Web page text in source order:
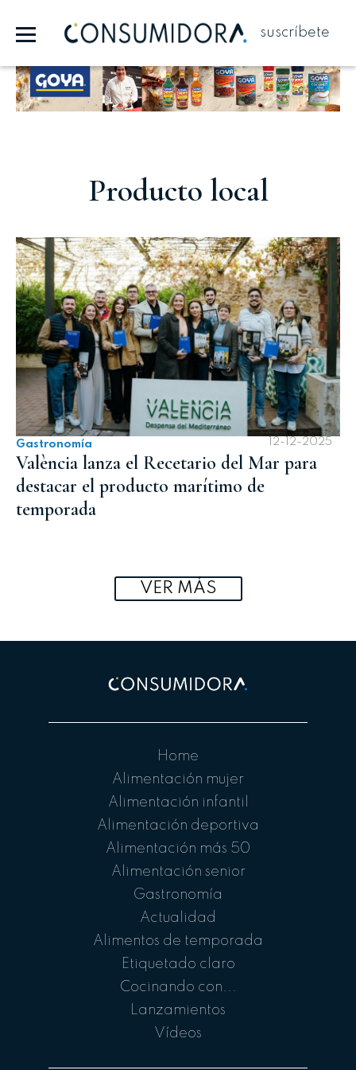
suscríbete
Producto local
Gastronomía 12-12-2025
València lanza el Recetario del Mar para
destacar el producto marítimo de
temporada
VER MÁS
Home
Alimentación mujer
Alimentación infantil
Alimentación deportiva
Alimentación más 50
Alimentación senior
Gastronomía
Actualidad
Alimentos de temporada
Etiquetado claro
Cocinando con...
Lanzamientos
Vídeos